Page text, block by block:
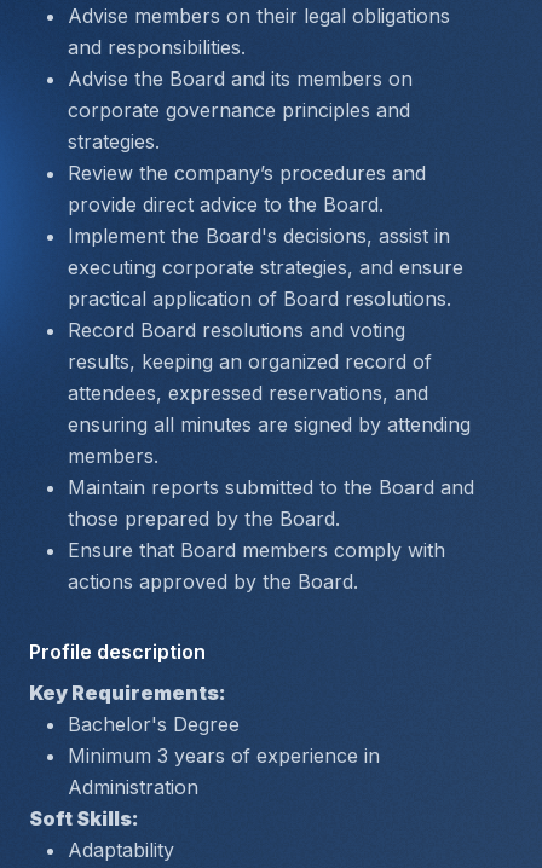
Advise members on their legal obligations
and responsibilities.
Advise the Board and its members on
corporate governance principles and
strategies.
Review the company’s procedures and
provide direct advice to the Board.
Implement the Board's decisions, assist in
executing corporate strategies, and ensure
practical application of Board resolutions.
Record Board resolutions and voting
results, keeping an organized record of
attendees, expressed reservations, and
ensuring all minutes are signed by attending
members.
Maintain reports submitted to the Board and
those prepared by the Board.
Ensure that Board members comply with
actions approved by the Board.
Profile description
Key Requirements:
Bachelor's Degree
Minimum 3 years of experience in
Administration
Soft Skills:
Adaptability